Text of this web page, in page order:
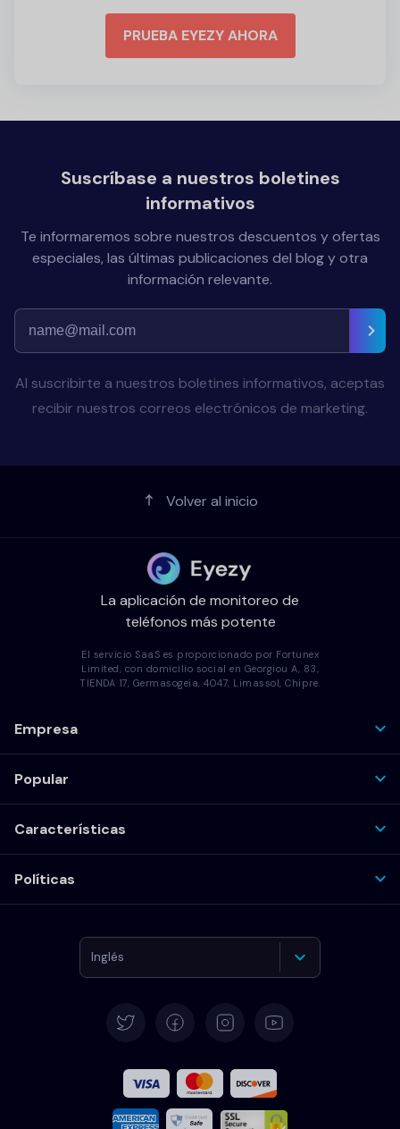
PRUEBA EYEZY AHORA
Suscríbase a nuestros boletines
informativos
Te informaremos sobre nuestros descuentos y ofertas
especiales, las últimas publicaciones del blog y otra
información relevante.
Al suscribirte a nuestros boletines informativos, aceptas
recibir nuestros correos electrónicos de marketing.
Volver al inicio
La aplicación de monitoreo de
teléfonos más potente
El servicio SaaS es proporcionado por Fortunex
Limited, con domicilio social en Georgiou A, 83,
TIENDA 17, Germasogeia, 4047, Limassol, Chipre.
Empresa
Popular
Características
Políticas
Inglés
Francés